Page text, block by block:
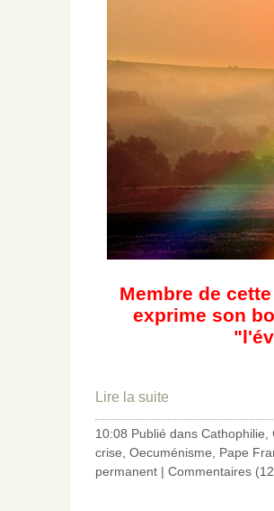
Membre de
exprime son
Lire la suite
10:08 Publié dans Cathophilie,
crise, Oecuménisme, Pape
permanent | Commentaires